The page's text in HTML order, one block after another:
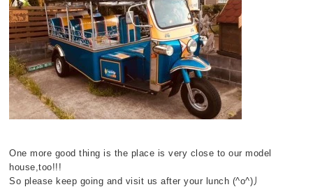
One more good thing is the place is very close to our model
house,too!!!
So please keep going and visit us after your lunch (^o^)丿